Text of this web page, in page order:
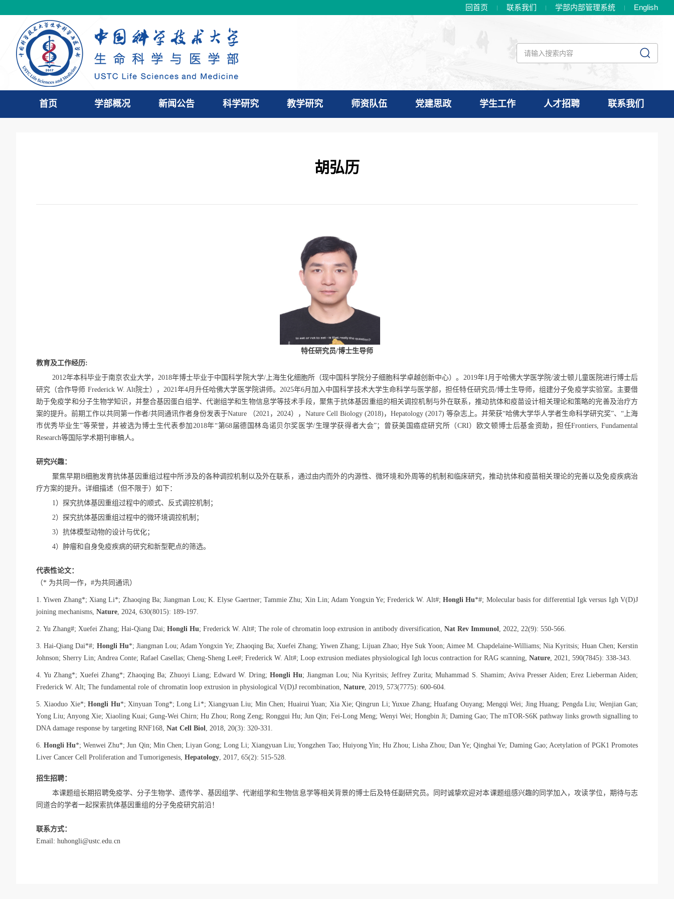
回首页 联系我们 学部内部管理系统 English
首页 学部概况 新闻公告 科学研究 教学研究 师资队伍 党建思政 学生工作 人才招聘 联系我们
胡弘历
特任研究员/博士生导师
教育及工作经历:
2012年本科毕业于南京农业大学， 2018年博士毕业于中国科学院大学/上海生化细胞所（现中国科学院分子细胞科学卓越创新中心）。 2019年1月于哈佛大学医学院/波士顿儿童医院进行博士后
研究（合作导师 Frederick W. Alt院士）， 2021年4月升任哈佛大学医学院讲师。 2025年6月加入中国科学技术大学生命科学与医学部，担任特任研究员/博士生导师，组建分子免疫学实验室。主要借
助于免疫学和分子生物学知识，并整合基因蛋白组学、代谢组学和生物信息学等技术手段，聚焦于抗体基因重组的相关调控机制与外在联系，推动抗体和疫苗设计相关理论和策略的完善及治疗方
案的提升。前期工作以共同第一作者/共同通讯作者身份发表于Nature （2021 ，2024）， Nature Cell Biology (2018) ， Hepatology (2017) 等杂志上。并荣获“哈佛大学华人学者生命科学研究奖”、“上海
市优秀毕业生”等荣誉，并被选为博士生代表参加 2018年“第68届德国林岛诺贝尔奖医学/生理学获得者大会”；曾获美国癌症研究所（CRI）欧文顿博士后基金资助，担任Frontiers, Fundamental
Research等国际学术期刊审稿人。
研究兴趣：
聚焦早期 B细胞发育抗体基因重组过程中所涉及的各种调控机制以及外在联系，通过由内而外的内源性、微环境和外周等的机制和临床研究，推动抗体和疫苗相关理论的完善以及免疫疾病治
疗方案的提升。详细描述（但不限于）如下：
1）探究抗体基因重组过程中的顺式、反式调控机制；
2）探究抗体基因重组过程中的微环境调控机制；
3）抗体模型动物的设计与优化；
4）肿瘤和自身免疫疾病的研究和新型靶点的筛选。
代表性论文：
（* 为共同一作， #为共同通讯）
1. Yiwen Zhang*; Xiang Li*; Zhaoqing Ba; Jiangman Lou; K. Elyse Gaertner; Tammie Zhu; Xin Lin; Adam Yongxin Ye; Frederick W. Alt#;Hongli Hu*#; Molecular basis for differential Igk versus Igh V(D)J
joining mechanisms, Nature, 2024, 630(8015): 189-197.
2. Yu Zhang#; Xuefei Zhang; Hai-Qiang Dai; Hongli Hu; Frederick W. Alt#; The role of chromatin loop extrusion in antibody diversification, Nat Rev Immunol, 2022, 22(9): 550-566.
3. Hai-Qiang Dai*#; Hongli Hu*; Jiangman Lou; Adam Yongxin Ye; Zhaoqing Ba; Xuefei Zhang; Yiwen Zhang; Lijuan Zhao; Hye Suk Yoon; Aimee M. Chapdelaine-Williams; Nia Kyritsis; Huan Chen; Kerstin
Johnson; Sherry Lin; Andrea Conte; Rafael Casellas; Cheng-Sheng Lee#; Frederick W. Alt#; Loop extrusion mediates physiological Igh locus contraction for RAG scanning, Nature, 2021, 590(7845): 338-343.
4. Yu Zhang*; Xuefei Zhang*; Zhaoqing Ba; Zhuoyi Liang; Edward W. Dring; Hongli Hu; Jiangman Lou; Nia Kyritsis; Jeffrey Zurita; Muhammad S. Shamim; Aviva Presser Aiden; Erez Lieberman Aiden;
Frederick W. Alt; The fundamental role of chromatin loop extrusion in physiological V(D)J recombination, Nature, 2019, 573(7775): 600-604.
5. Xiaoduo Xie*;Hongli Hu*; Xinyuan Tong*; Long Li*; Xiangyuan Liu; Min Chen; Huairui Yuan; Xia Xie; Qingrun Li; Yuxue Zhang; Huafang Ouyang; Mengqi Wei; Jing Huang; Pengda Liu; Wenjian Gan;
Yong Liu; Anyong Xie; Xiaoling Kuai; Gung-Wei Chirn; Hu Zhou; Rong Zeng; Ronggui Hu; Jun Qin; Fei-Long Meng; Wenyi Wei; Hongbin Ji; Daming Gao; The mTOR-S6K pathway links growth signalling to
DNA damage response by targeting RNF168, Nat Cell Biol, 2018, 20(3): 320-331.
6.Hongli Hu*; Wenwei Zhu*; Jun Qin; Min Chen; Liyan Gong; Long Li; Xiangyuan Liu; Yongzhen Tao; Huiyong Yin; Hu Zhou; Lisha Zhou; Dan Ye; Qinghai Ye; Daming Gao; Acetylation of PGK1 Promotes
Liver Cancer Cell Proliferation and Tumorigenesis, Hepatology, 2017, 65(2): 515-528.
招生招聘：
本课题组长期招聘免疫学、分子生物学、遗传学、基因组学、代谢组学和生物信息学等相关背景的博士后及特任副研究员。同时诚挚欢迎对本课题组感兴趣的同学加入，攻读学位，期待与志
同道合的学者一起探索抗体基因重组的分子免疫研究前沿！
联系方式：
Email: huhongli@ustc.edu.cn